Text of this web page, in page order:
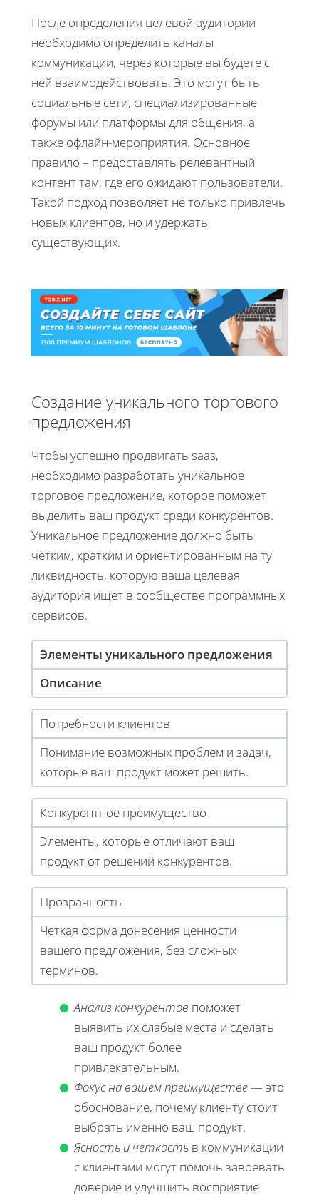
После определения целевой аудитории
необходимо определить каналы
коммуникации, через которые вы будете с
ней взаимодействовать. Это могут быть
социальные сети, специализированные
форумы или платформы для общения, а
также офлайн-мероприятия. Основное
правило – предоставлять релевантный
контент там, где его ожидают пользователи.
Такой подход позволяет не только привлечь
новых клиентов, но и удержать
существующих.
Создание уникального торгового
предложения
Чтобы успешно продвигать saas,
необходимо разработать уникальное
торговое предложение, которое поможет
выделить ваш продукт среди конкурентов.
Уникальное предложение должно быть
четким, кратким и ориентированным на ту
ликвидность, которую ваша целевая
аудитория ищет в сообществе программных
сервисов.
Элементы уникального предложения
Описание
Потребности клиентов
Понимание возможных проблем и задач,
которые ваш продукт может решить.
Конкурентное преимущество
Элементы, которые отличают ваш
продукт от решений конкурентов.
Прозрачность
Четкая форма донесения ценности
вашего предложения, без сложных
терминов.
Анализ конкурентов поможет
выявить их слабые места и сделать
ваш продукт более
привлекательным.
Фокус на вашем преимуществе— это
обоснование, почему клиенту стоит
выбрать именно ваш продукт.
Ясность и четкость в коммуникации
с клиентами могут помочь завоевать
доверие и улучшить восприятие